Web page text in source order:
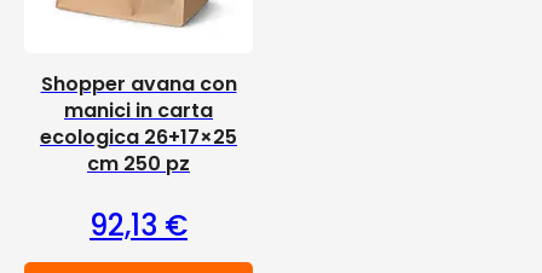
Shopper avana con
manici in carta
ecologica 26+17×25
cm 250 pz
92,13 €